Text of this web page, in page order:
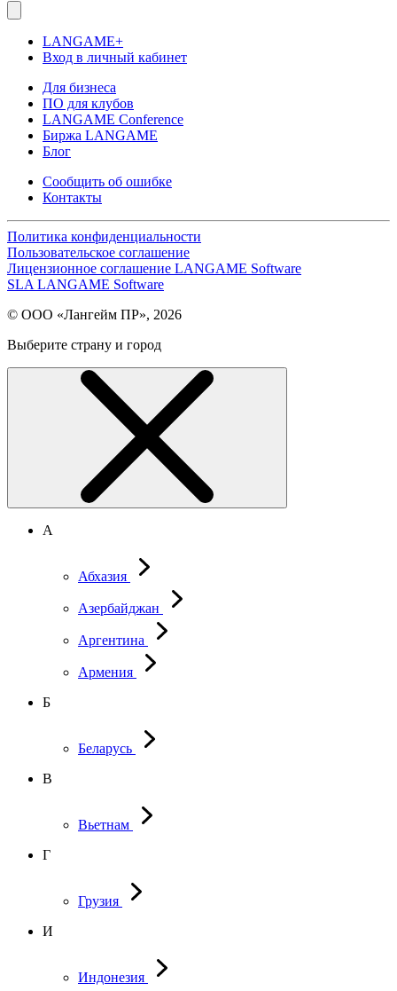
LANGAME+
Вход в личный кабинет
Для бизнеса
ПО для клубов
LANGAME Conference
Биржа LANGAME
Блог
Сообщить об ошибке
Контакты
Политика конфиденциальности
Пользовательское соглашение
Лицензионное соглашение LANGAME Software
SLA LANGAME Software
© ООО «Лангейм ПР», 2026
Выберите страну и город
А
Абхазия
Азербайджан
Аргентина
Армения
Б
Беларусь
В
Вьетнам
Г
Грузия
И
Индонезия